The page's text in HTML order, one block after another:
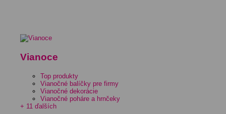
Vianoce
Top produkty
Vianočné balíčky pre firmy
Vianočné dekorácie
Vianočné poháre a hrnčeky
+ 11 ďalších